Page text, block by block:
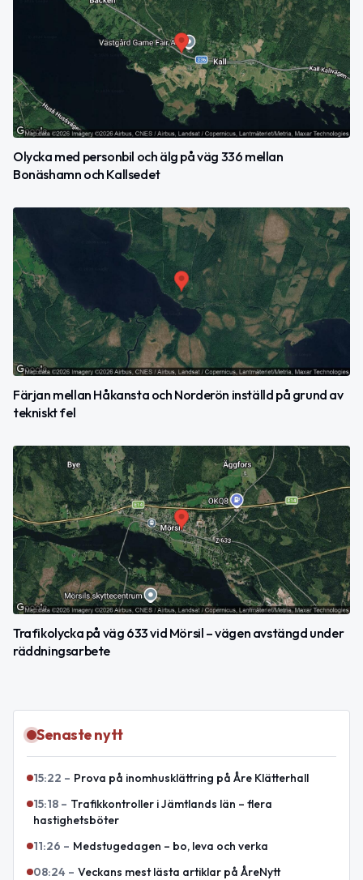
Olycka med personbil och älg på väg 336 mellan
Bonäshamn och Kallsedet
Färjan mellan Håkansta och Norderön inställd på grund av
tekniskt fel
Trafikolycka på väg 633 vid Mörsil – vägen avstängd under
räddningsarbete
Senaste nytt
15:22 – Prova på inomhusklättring på Åre Klätterhall
15:18 – Trafikkontroller i Jämtlands län – flera
hastighetsböter
11:26 – Medstugedagen – bo, leva och verka
08:24 – Veckans mest lästa artiklar på ÅreNytt